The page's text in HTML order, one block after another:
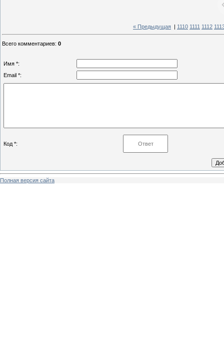
« Предыдущая 1110 1111 1112
Всего комментариев: 0
Имя *:
Email *:
Код *:
Полная версия сайта